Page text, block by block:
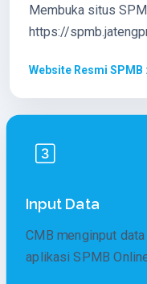
Membuka situs
https://
Website Resmi
Input Data
CMB menginput
aplikasi SPMB